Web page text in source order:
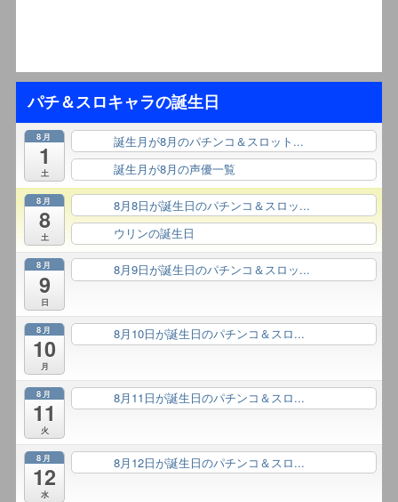
パチ＆スロキャラの誕生日
8月
1
土
誕生月が8月のパチンコ＆スロット...
誕生月が8月の声優一覧
8月
8
土
8月8日が誕生日のパチンコ＆スロッ...
ウリンの誕生日
8月
9
日
8月9日が誕生日のパチンコ＆スロッ...
8月
10
月
8月10日が誕生日のパチンコ＆スロ...
8月
11
火
8月11日が誕生日のパチンコ＆スロ...
8月
12
水
8月12日が誕生日のパチンコ＆スロ...